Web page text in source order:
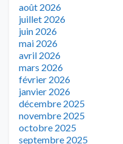
août 2026
juillet 2026
juin 2026
mai 2026
avril 2026
mars 2026
février 2026
janvier 2026
décembre 2025
novembre 2025
octobre 2025
septembre 2025